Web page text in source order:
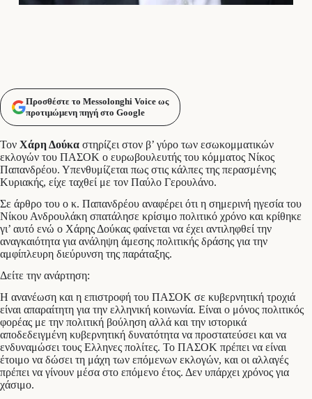
Προσθέστε το Messolonghi Voice ως
προτιμώμενη πηγή στο Google
Τον Χάρη Δούκα στηρίζει στον β’ γύρο των εσωκομματικών
εκλογών του ΠΑΣΟΚ ο ευρωβουλευτής του κόμματος Νίκος
Παπανδρέου. Υπενθυμίζεται πως στις κάλπες της περασμένης
Κυριακής, είχε ταχθεί με τον Παύλο Γερουλάνο.
Σε άρθρο του ο κ. Παπανδρέου αναφέρει ότι η σημερινή ηγεσία του
Νίκου Ανδρουλάκη σπατάλησε κρίσιμο πολιτικό χρόνο και κρίθηκε
γι’ αυτό ενώ ο Χάρης Δούκας φαίνεται να έχει αντιληφθεί την
αναγκαιότητα για ανάληψη άμεσης πολιτικής δράσης για την
αμφίπλευρη διεύρυνση της παράταξης.
Δείτε την ανάρτηση:
Η ανανέωση και η επιστροφή του ΠΑΣΟΚ σε κυβερνητική τροχιά
είναι απαραίτητη για την ελληνική κοινωνία. Είναι ο μόνος πολιτικός
φορέας με την πολιτική βούληση αλλά και την ιστορικά
αποδεδειγμένη κυβερνητική δυνατότητα να προστατεύσει και να
ενδυναμώσει τους Ελληνες πολίτες. Το ΠΑΣΟΚ πρέπει να είναι
έτοιμο να δώσει τη μάχη των επόμενων εκλογών, και οι αλλαγές
πρέπει να γίνουν μέσα στο επόμενο έτος. Δεν υπάρχει χρόνος για
χάσιμο.